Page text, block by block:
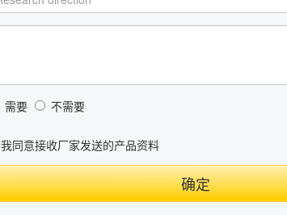
需要 不需要
我同意接收厂家发送的产品资料
确定